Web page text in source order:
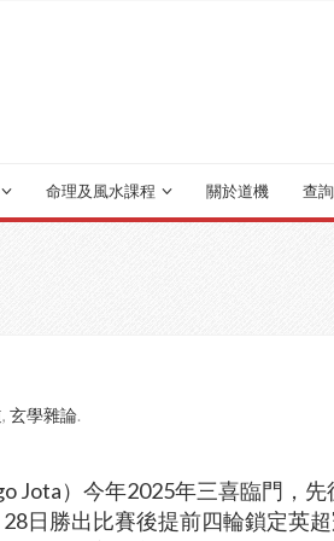
命理及風水課程 關於道機 查
, 玄學雜論.
Jota）今年2025年三喜臨門，
日勝出比賽後提前四輪鎖定英